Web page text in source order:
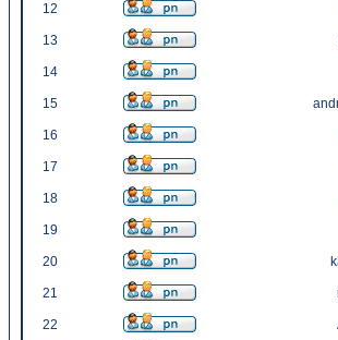
12
13
14
15
16
17
18
19
20
21
22